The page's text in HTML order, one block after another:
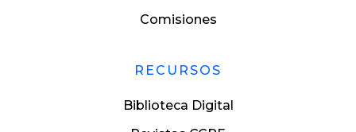
Comisiones
RECURSOS
Biblioteca Digital